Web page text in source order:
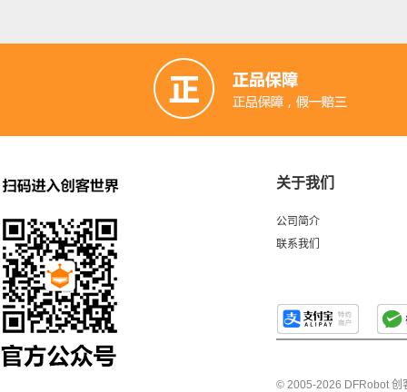
关于我们
公司简介
联系我们
© 2005-2026 DFRobot 创